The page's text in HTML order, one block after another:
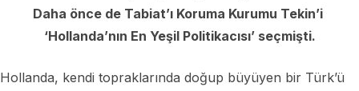
Daha önce de Tabiat’ı Koruma Kurumu Tekin’i
‘Hollanda’nın En Yeşil Politikacısı’ seçmişti.
Hollanda, kendi topraklarında doğup büyüyen bir Türk’ü